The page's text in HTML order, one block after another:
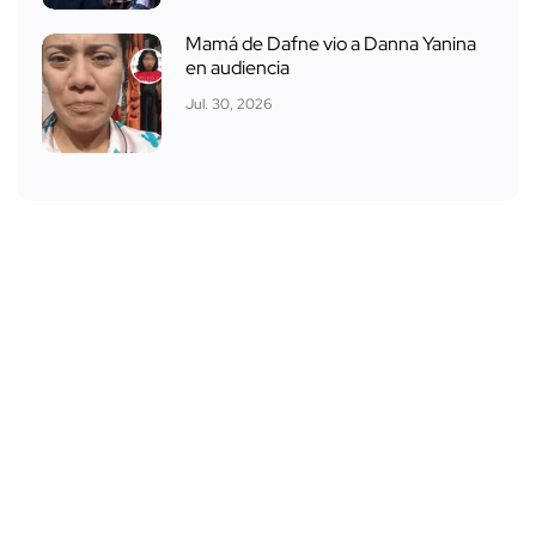
Mamá de Dafne vio a Danna Yanina
en audiencia
Jul. 30, 2026